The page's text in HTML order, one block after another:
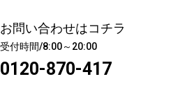
お問い合わせはコチラ
受付時間/8:00～20:00
0120-870-417